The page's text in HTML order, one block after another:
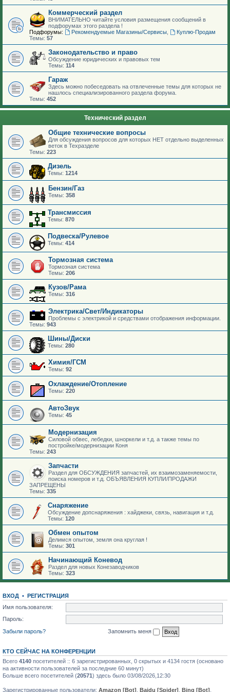
Коммерческий раздел
ВНИМАТЕЛЬНО читайте условия размещения сообщений в
подфорумах этого раздела !
Подфорумы:
Рекомендуемые Магазины/Сервисы,
Куплю-Продам
Темы: 57
Законодательство и право
Обсуждение юридических и правовых тем
Темы: 114
Гараж
Здесь можно побеседовать на отвлеченные темы для которых не
нашлось специализированного раздела форума.
Темы: 452
Технический раздел
Общие технические вопросы
Для обсуждения вопросов для которых НЕТ отдельно выделенных
веток в Техразделе
Темы: 223
Дизель
Темы: 1214
Бензин/Газ
Темы: 358
Трансмиссия
Темы: 870
Подвеска/Рулевое
Темы: 414
Тормозная система
Тормозная система
Темы: 206
Кузов/Рама
Темы: 316
Электрика/Свет/Индикаторы
Проблемы с электрикой и средствами отображения информации.
Темы: 943
Шины/Диски
Темы: 280
Химия/ГСМ
Темы: 92
Охлаждение/Отопление
Темы: 220
АвтоЗвук
Темы: 45
Модернизация
Силовой обвес, лебедки, шноркели и т.д. а также темы по
постройке/модернизации Коня
Темы: 243
Запчасти
Раздел для ОБСУЖДЕНИЯ запчастей, их взаимозаменяемости,
поиска номеров и т.д. ОБЪЯВЛЕНИЯ КУПЛИ/ПРОДАЖИ
ЗАПРЕЩЕНЫ
Темы: 335
Снаряжение
Обсуждение допснаряжения : хайджеки, связь, навигация и т.д.
Темы: 120
Обмен опытом
Делимся опытом, земля она круглая !
Темы: 301
Начинающий Коневод
Раздел для новых Конезаводчиков
Темы: 323
ВХОД • РЕГИСТРАЦИЯ
Имя пользователя:
Пароль:
Забыли пароль?
Запомнить меня
КТО СЕЙЧАС НА КОНФЕРЕНЦИИ
Всего 4140 посетителей :: 6 зарегистрированных, 0 скрытых и 4134 гостя (основано
на активности пользователей за последние 60 минут)
Больше всего посетителей (20571) здесь было 03/08/2026,12:30
Зарегистрированные пользователи: Amazon [Bot] Baidu [Spider] Bing [Bot]